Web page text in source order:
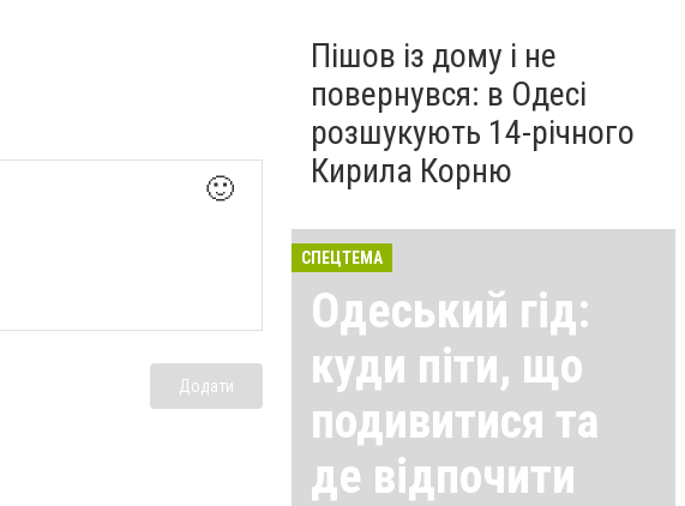
🙂
Додати
Пішов із дому і не
повернувся: в Одесі
розшукують 14-річного
Кирила Корню
СПЕЦТЕМА
Одеський гід:
куди піти, що
подивитися та
де відпочити